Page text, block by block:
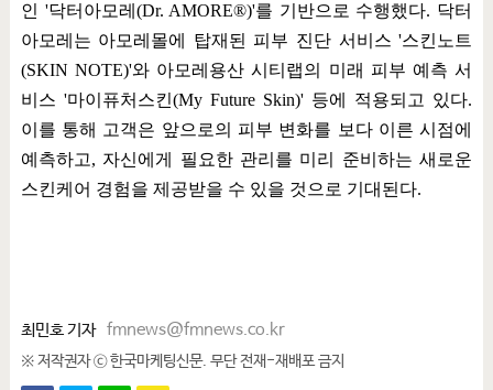
인 '닥터아모레 (Dr. AMORE®)'를 기반으로 수행했다. 닥터
아모레는 아모레몰에 탑재된 피부 진단 서비스'스킨노트
(SKIN NOTE)'와 아모레용산 시티랩의 미래 피부 예측 서
비스 '마이퓨처스킨(My Future Skin)' 등에 적용되고 있다.
이를 통해 고객은 앞으로의 피부 변화를 보다 이른 시점에
예측하고, 자신에게 필요한 관리를 미리 준비하는 새로운
스킨케어 경험을 제공받을 수 있을 것으로 기대된다.
최민호 기자 fmnews@fmnews.co.kr
※ 저작권자 ⓒ 한국마케팅신문. 무단 전재-재배포 금지